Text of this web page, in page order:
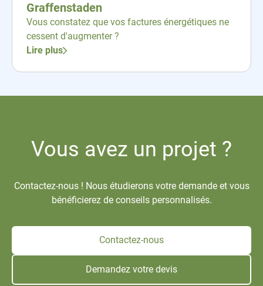
Graffenstaden
Vous constatez que vos factures énergétiques ne
cessent d'augmenter ?
Lire plus
Vous avez un projet ?
Contactez-nous ! Nous étudierons votre demande et vous
bénéficierez de conseils personnalisés.
Contactez-nous
Demandez votre devis